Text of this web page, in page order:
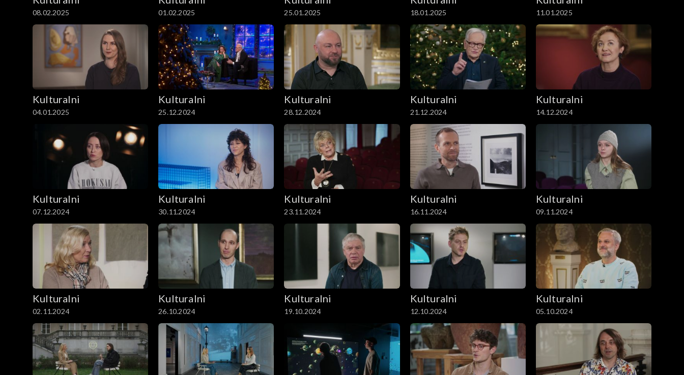
08.02.2025 01.02.2025 25.01.2025 18.01.2025 11.01.2025
Kulturalni
04.01.2025
Kulturalni
25.12.2024
Kulturalni
28.12.2024
Kulturalni
21.12.2024
Kulturalni
14.12.2024
Kulturalni
07.12.2024
Kulturalni
30.11.2024
Kulturalni
23.11.2024
Kulturalni
16.11.2024
Kulturalni
09.11.2024
Kulturalni
02.11.2024
Kulturalni
26.10.2024
Kulturalni
19.10.2024
Kulturalni
12.10.2024
Kulturalni
05.10.2024